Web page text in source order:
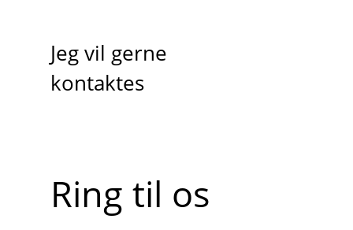
Jeg vil gerne
kontaktes
Ring til os